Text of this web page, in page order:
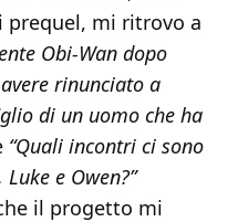
prequel, mi ritrovo a
Obi-Wan dopo
rinunciato a
di un uomo che ha
“Quali incontri ci sono
e Owen?”
il progetto mi